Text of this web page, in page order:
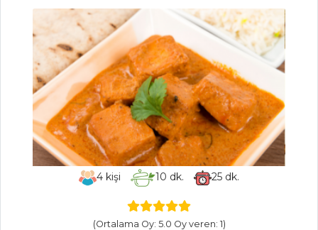
Hamur İşleri Tüm
Tarifleri
SEBZE
YEMEKLERI
Etli ve
Barbunyalı Taze
Fasulye
MİNİ4 kişi 10 dk. 25dk.
(Ortalama Oy: 5.0 Oy veren: 1)